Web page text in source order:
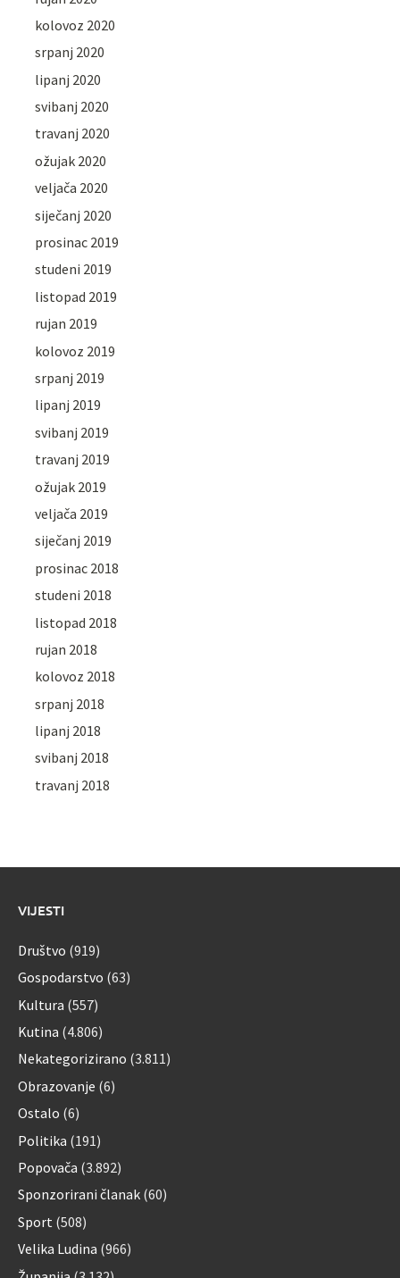
kolovoz 2020
srpanj 2020
lipanj 2020
svibanj 2020
travanj 2020
ožujak 2020
veljača 2020
siječanj 2020
prosinac 2019
studeni 2019
listopad 2019
rujan 2019
kolovoz 2019
srpanj 2019
lipanj 2019
svibanj 2019
travanj 2019
ožujak 2019
veljača 2019
siječanj 2019
prosinac 2018
studeni 2018
listopad 2018
rujan 2018
kolovoz 2018
srpanj 2018
lipanj 2018
svibanj 2018
travanj 2018
VIJESTI
Društvo (919)
Gospodarstvo (63)
Kultura (557)
Kutina (4.806)
Nekategorizirano (3.811)
Obrazovanje (6)
Ostalo (6)
Politika (191)
Popovača (3.892)
Sponzorirani članak (60)
Sport (508)
Velika Ludina (966)